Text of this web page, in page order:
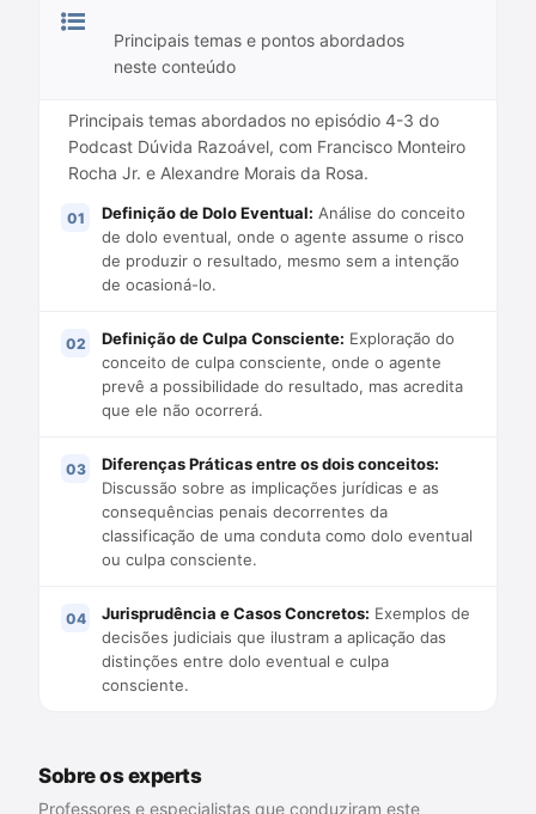
Principais temas e pontos abordados
neste conteúdo
Principais temas abordados no episódio 4-3 do
Podcast Dúvida Razoável, com Francisco Monteiro
Rocha Jr. e Alexandre Morais da Rosa.
Definição de Dolo Eventual: Análise do conceito
de dolo eventual, onde o agente assume o risco
de produzir o resultado, mesmo sem a intenção
de ocasioná-lo.
Definição de Culpa Consciente: Exploração do
conceito de culpa consciente, onde o agente
prevê a possibilidade do resultado, mas acredita
que ele não ocorrerá.
Diferenças Práticas entre os dois conceitos:
Discussão sobre as implicações jurídicas e as
consequências penais decorrentes da
classificação de uma conduta como dolo eventual
ou culpa consciente.
Jurisprudência e Casos Concretos: Exemplos de
decisões judiciais que ilustram a aplicação das
distinções entre dolo eventual e culpa
consciente.
Sobre os experts
Professores e especialistas que conduziram este